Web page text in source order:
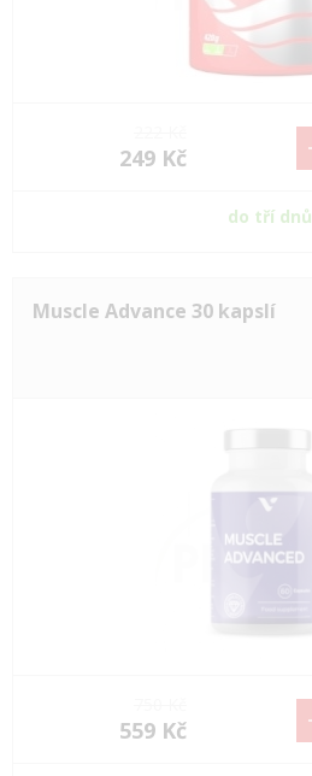
249 Kč
do tří dnů
Muscle Advance 30 kapslí
559 Kč